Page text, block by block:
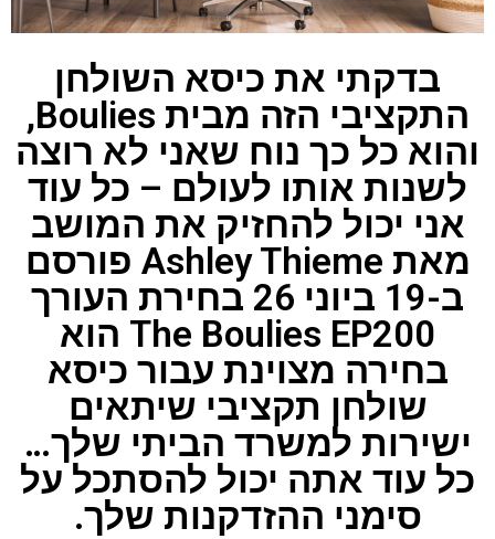
בדקתי את כיסא השולחן
התקציבי הזה מבית Boulies,
והוא כל כך נוח שאני לא רוצה
לשנות אותו לעולם – כל עוד
אני יכול להחזיק את המושב
מאת Ashley Thieme פורסם
ב-19 ביוני 26 בחירת העורך
The Boulies EP200 הוא
בחירה מצוינת עבור כיסא
שולחן תקציבי שיתאים
ישירות למשרד הביתי שלך…
כל עוד אתה יכול להסתכל על
סימני ההזדקנות שלך.